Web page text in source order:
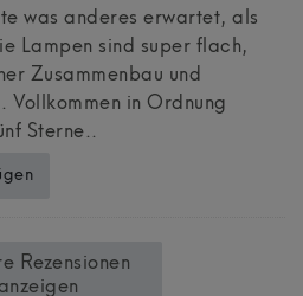
was anderes erwartet, als
Lampen sind super flach,
Zusammenbau und
Vollkommen in Ordnung
Sterne..
Rezensionen